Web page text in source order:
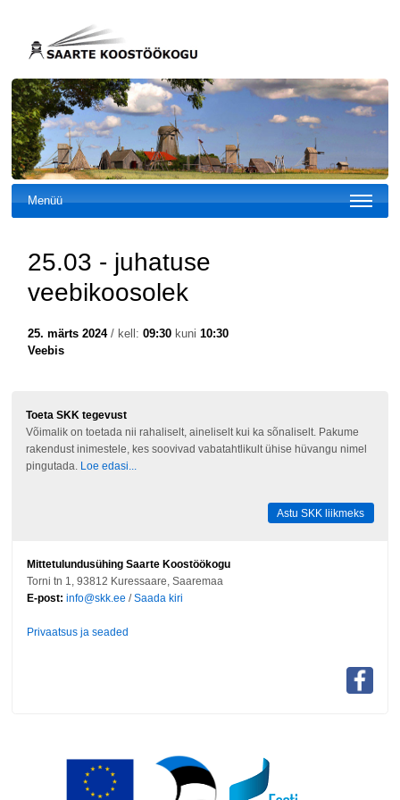
Menüü
25.03 - juhatuse
veebikoosolek
25. märts 2024/ kell: 09:30kuni 10:30
Veebis
Toeta SKK tegevust
Võimalik on toetada nii rahaliselt, aineliselt kui ka sõnaliselt. Pakume
rakendust inimestele, kes soovivad vabatahtlikult ühise hüvangu nimel
pingutada. Loe edasi...
Astu SKK liikmeks
Mittetulundusühing Saarte Koostöökogu
Torni tn 1, 93812 Kuressaare, Saaremaa
E-post: info@skk.ee /Saada kiri
Privaatsus ja seaded